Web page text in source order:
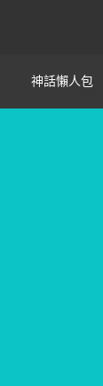
神話懶人包